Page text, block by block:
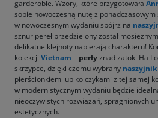
garderobie. Wzory, które przygotowała
sobie nowoczesną nutę z
w nowoczesnym wydaniu spójrz na
sznur pereł przedzielony został
delikatne klejnoty nabierają charakteru!
kolekcji Vietnam – perłyznad zatoki Ha
skrzypce, dzięki czemu wybrany naszyjnik
pierścionkiem lub kolczykami z tej samej
w modernistycznym wydaniu będzie
nieoczywistych rozwiązań, spragnionych
estetycznych.